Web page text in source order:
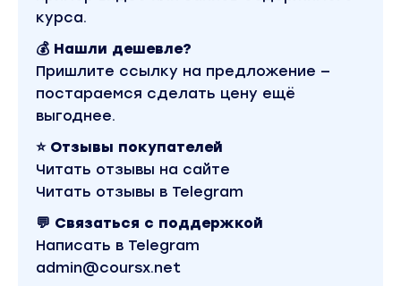
курса.
💰 Нашли дешевле?
Пришлите ссылку на предложение —
постараемся сделать цену ещё
выгоднее.
⭐ Отзывы покупателей
Читать отзывы на сайте
Читать отзывы в Telegram
💬 Связаться с поддержкой
Написать в Telegram
admin@coursx.net